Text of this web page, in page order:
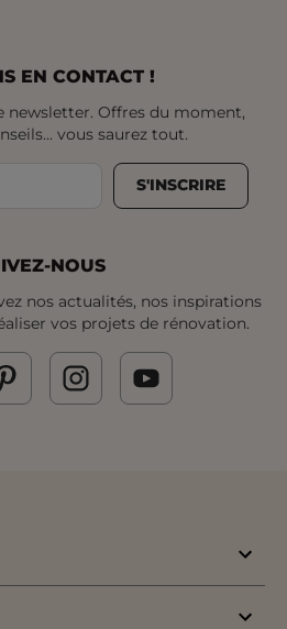
EN CONTACT !
newsletter. Offres du moment,
vous saurez tout.
S'INSCRIRE
NOUS
nos actualités, nos inspirations
vos projets de rénovation.